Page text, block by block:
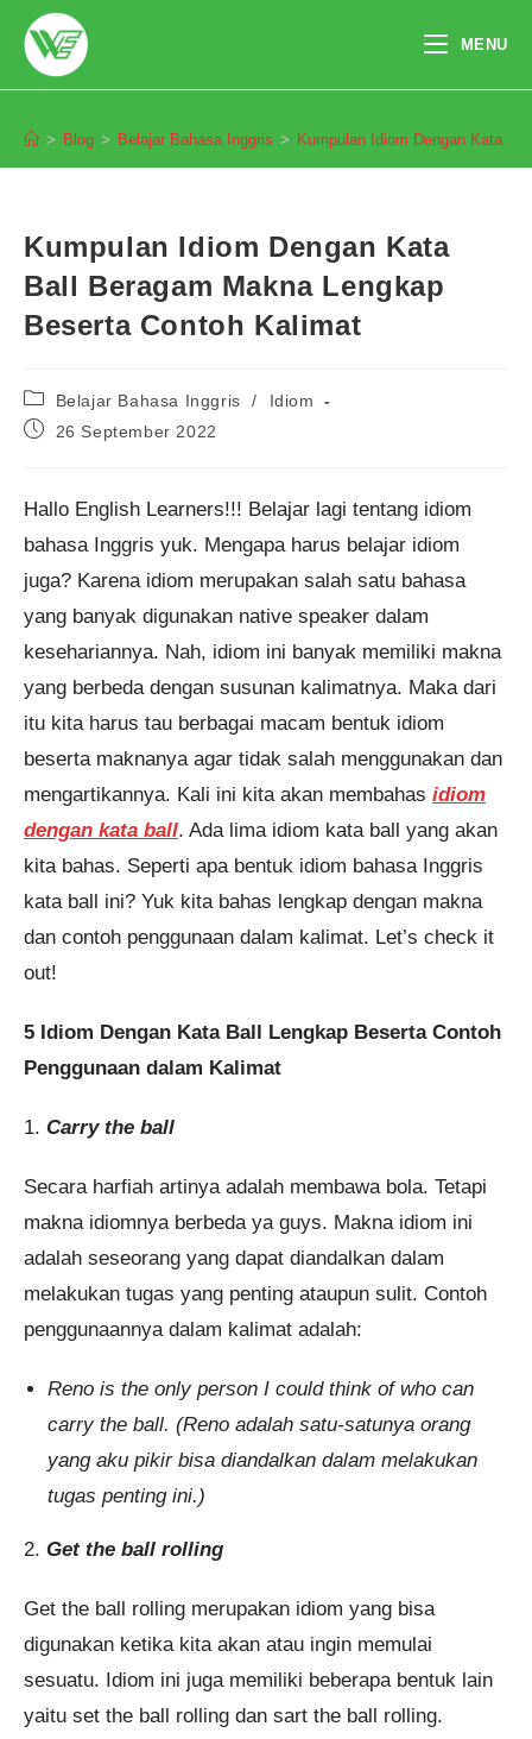
content
MENU
> Blog > Belajar Bahasa Inggris > Kumpulan Idiom Dengan Kata
Kumpulan Idiom Dengan Kata
Ball Beragam Makna Lengkap
Beserta Contoh Kalimat
Post
category:
Belajar Bahasa Inggris /
Idiom
Post26 September 2022
Hallo English Learners!!! Belajar lagi tentang idiom
bahasa Inggris yuk. Mengapa harus belajar idiom
juga? Karena idiom merupakan salah satu bahasa
yang banyak digunakan native speaker dalam
kesehariannya. Nah, idiom ini banyak memiliki makna
yang berbeda dengan susunan kalimatnya. Maka dari
itu kita harus tau berbagai macam bentuk idiom
beserta maknanya agar tidak salah menggunakan dan
mengartikannya. Kali ini kita akan membahas idiom
dengan kata ball. Ada lima idiom kata ball yang akan
kita bahas. Seperti apa bentuk idiom bahasa Inggris
kata ball ini? Yuk kita bahas lengkap dengan makna
dan contoh penggunaan dalam kalimat. Let’s check it
out!
5 Idiom Dengan Kata Ball Lengkap Beserta Contoh
Penggunaan dalam Kalimat
1. Carry the ball
Secara harfiah artinya adalah membawa bola. Tetapi
makna idiomnya berbeda ya guys. Makna idiom ini
adalah seseorang yang dapat diandalkan dalam
melakukan tugas yang penting ataupun sulit. Contoh
penggunaannya dalam kalimat adalah:
Reno is the only person I could think of who can
carry the ball. (Reno adalah satu-satunya orang
yang aku pikir bisa diandalkan dalam melakukan
tugas penting ini.)
2. Get the ball rolling
Get the ball rolling merupakan idiom yang bisa
digunakan ketika kita akan atau ingin memulai
sesuatu. Idiom ini juga memiliki beberapa bentuk lain
yaitu set the ball rolling dan sart the ball rolling.
Mutiara Karina Adzani dari
Yogyakarta melakukan
pendaftaran program TOEFL 2